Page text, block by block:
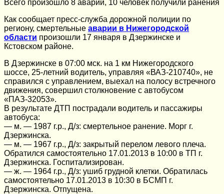
Всего произошло 8 аварий, 10 человек получили ранения
Как сообщает пресс-служба дорожной полиции по
региону, смертельные аварии в Нижегородской
области произошли 17 января в Дзержинске и
Кстовском районе.
В Дзержинске в 07:00 мск. на 1 км Нижегородского
шоссе, 25-летний водитель, управляя «ВАЗ-210740», не
справился с управлением, выехал на полосу встречного
движения, совершил столкновение с автобусом
«ПАЗ-32053».
В результате ДТП пострадали водитель и пассажиры
автобуса:
— м. — 1987 г.р., Д/з: смертельное ранение. Морг г.
Дзержинска.
— м. — 1967 г.р., Д/з: закрытый перелом левого плеча.
Обратился самостоятельно 17.01.2013 в 10:00 в ТП г.
Дзержинска. Госпитализирован.
— ж. — 1964 г.р., Д/з: ушиб грудной клетки. Обратилась
самостоятельно 17.01.2013 в 10:30 в БСМП г.
Дзержинска. Отпущена.